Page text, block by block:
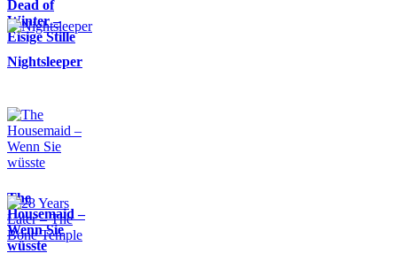
Dead of
Winter –
Eisige Stille
Nightsleeper
The
Housemaid –
Wenn Sie
wüsste